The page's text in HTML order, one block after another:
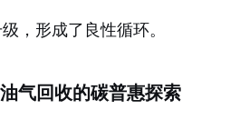
，形成了良性循环。
气回收的碳普惠探索